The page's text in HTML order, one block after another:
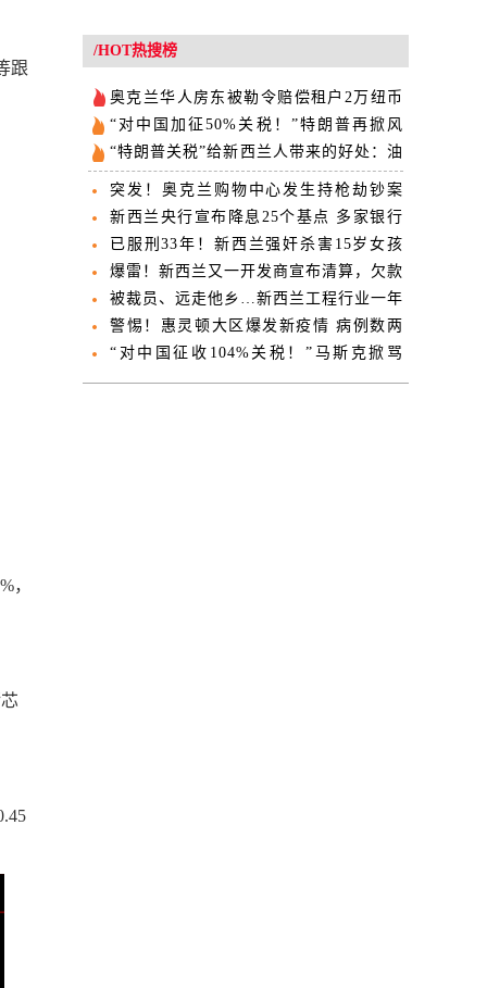
跟
，
/HOT热搜榜
奥克兰华人房东被勒令赔偿租户2万纽币
拖延三个月未付
“对中国加征50%关税！”特朗普再掀风
暴，纽币跌至今年新低！
“特朗普关税”给新西兰人带来的好处：油
价又降了
突发！奥克兰购物中心发生持枪劫钞案
涉案车被焚毁
新西兰央行宣布降息25个基点 多家银行
跟进降息
已服刑33年！新西兰强奸杀害15岁女孩
男子再次被拒绝假释
爆雷！新西兰又一开发商宣布清算，欠款
超400万纽币！
被裁员、远走他乡…新西兰工程行业一年
失去1200人
警惕！惠灵顿大区爆发新疫情 病例数两
周几乎翻倍
“对中国征收104%关税！”马斯克掀骂
战，美股连跌第四日！